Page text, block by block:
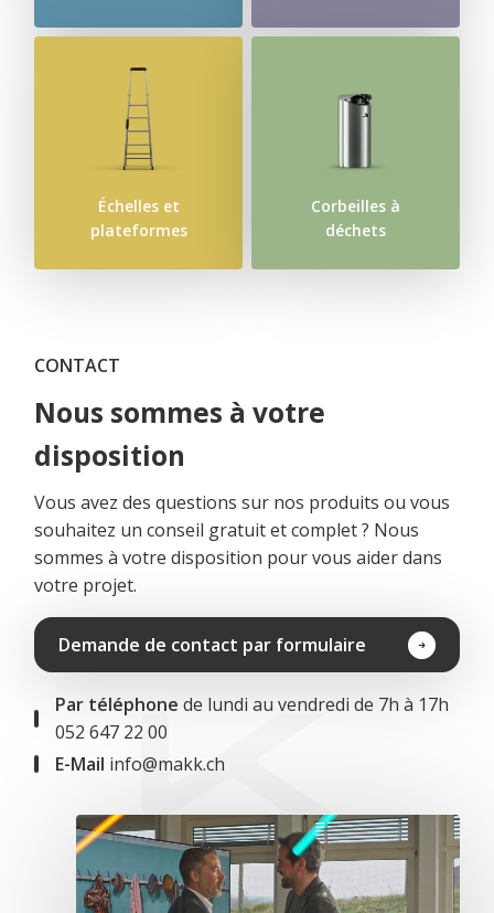
Échelles et
plateformes
Corbeilles à
déchets
CONTACT
Nous sommes à votre
disposition
Vous avez des questions sur nos produits ou vous
souhaitez un conseil gratuit et complet ? Nous
sommes à votre disposition pour vous aider dans
votre projet.
Demande de contact par formulaire
Par téléphone de lundi au vendredi de 7h à 17h
052 647 22 00
E-Mail info@makk.ch